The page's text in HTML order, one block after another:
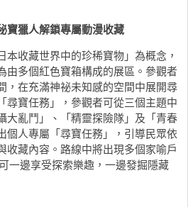
獵人解鎖專屬動漫收藏
收藏世界中的珍稀寶物」為概念，
由多個紅色寶箱構成的展區。參觀者
，在充滿神祕未知感的空間中展開尋
尋寶任務」，參觀者可從三個主題中
大亂鬥」、「精靈探險隊」及「青春
個人專屬「尋寶任務」，引導民眾依
收藏內容。路線中將出現多個家喻戶
一邊享受探索樂趣，一邊發掘隱藏